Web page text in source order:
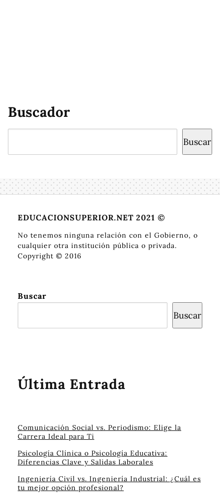
Buscador
Buscar
EDUCACIONSUPERIOR.NET 2021 ©
No tenemos ninguna relación con el Gobierno, o
cualquier otra institución pública o privada.
Copyright © 2016
Buscar
Buscar
Última Entrada
Comunicación Social vs. Periodismo: Elige la
Carrera Ideal para Ti
Psicología Clínica o Psicología Educativa:
Diferencias Clave y Salidas Laborales
Ingeniería Civil vs. Ingeniería Industrial: ¿Cuál es
tu mejor opción profesional?